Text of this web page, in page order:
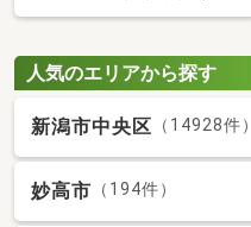
人気のエリアから探す
新潟市中央区 （14928件）
妙高市 （194件）